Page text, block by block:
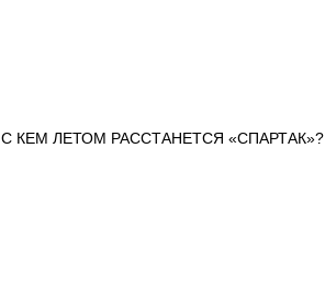
С КЕМ ЛЕТОМ РАССТАНЕТСЯ «СПАРТАК»?